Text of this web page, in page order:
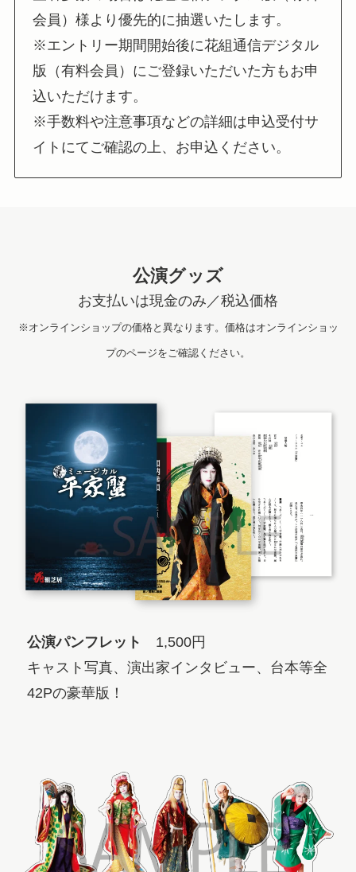
会員）様より優先的に抽選いたします。
※エントリー期間開始後に花組通信デジタル
版（有料会員）にご登録いただいた方もお申
込いただけます。
※手数料や注意事項などの詳細は申込受付サ
イトにてご確認の上、お申込ください。
公演グッズ
お支払いは現金のみ／税込価格
※オンラインショップの価格と異なります。価格はオンラインショッ
プのページをご確認ください。
公演パンフレット
1,500円
キャスト写真、演出家インタビュー、台本等全
42Pの豪華版！